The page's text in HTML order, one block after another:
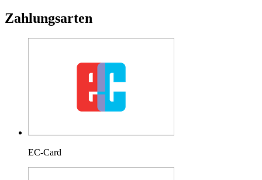
Zahlungsarten
EC-Card